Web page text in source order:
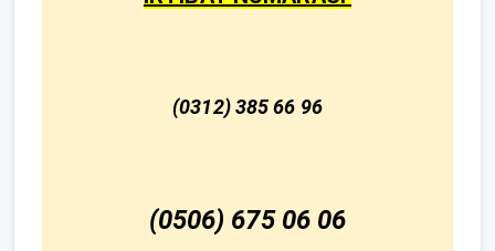
(0312) 385 66 96
(0506) 675 06 06